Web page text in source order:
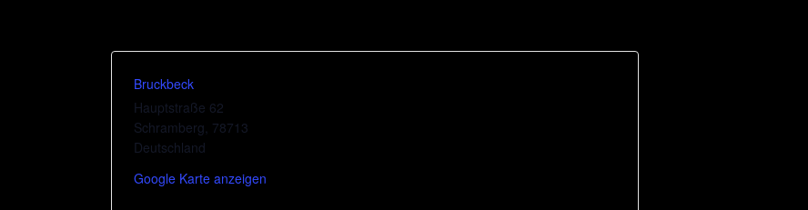
Bruckbeck
Hauptstraße 62
Schramberg, 78713
Deutschland
Google Karte anzeigen